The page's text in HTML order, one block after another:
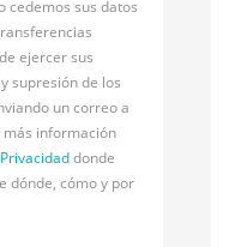
cedemos sus datos
ejercer sus
supresión de los
un correo a
más información
donde
dónde, cómo y por